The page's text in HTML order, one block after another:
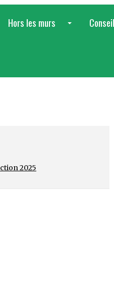
Hors les murs
2025